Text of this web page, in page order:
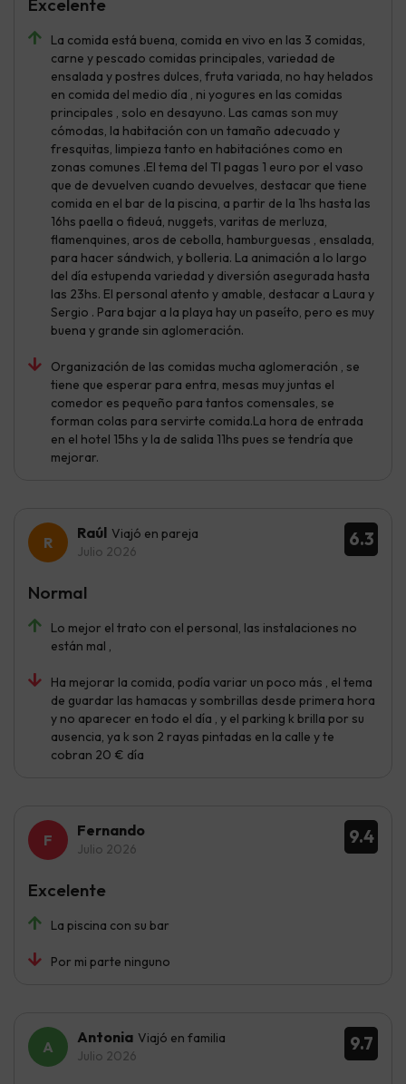
La comida está buena, comida en vivo en las 3 comidas,
carne y pescado comidas principales, variedad de
ensalada y postres dulces, fruta variada, no hay helados
en comida del medio día , ni yogures en las comidas
principales , solo en desayuno. Las camas son muy
cómodas, la habitación con un tamaño adecuado y
fresquitas, limpieza tanto en habitaciónes como en
zonas comunes .El tema del TI pagas 1 euro por el vaso
que de devuelven cuando devuelves, destacar que tiene
comida en el bar de la piscina, a partir de la 1hs hasta las
16hs paella o fideuá, nuggets, varitas de merluza,
flamenquines, aros de cebolla, hamburguesas , ensalada,
para hacer sándwich, y bolleria. La animación a lo largo
del día estupenda variedad y diversión asegurada hasta
las 23hs. El personal atento y amable, destacar a Laura y
Sergio . Para bajar a la playa hay un paseíto, pero es muy
buena y grande sin aglomeración.
Organización de las comidas mucha aglomeración , se
tiene que esperar para entra, mesas muy juntas el
comedor es pequeño para tantos comensales, se
forman colas para servirte comida.La hora de entrada
en el hotel 15hs y la de salida 11hs pues se tendría que
mejorar.
6.3
Raúl Viajó en pareja
Julio 2026
Lo mejor el trato con el personal, las instalaciones no
están mal ,
Ha mejorar la comida, podía variar un poco más , el tema
de guardar las hamacas y sombrillas desde primera hora
y no aparecer en todo el día , y el parking k brilla por su
ausencia, ya k son 2 rayas pintadas en la calle y te
cobran 20 € día
Normal
9.4
Fernando
Julio 2026
La piscina con su bar
Por mi parte ninguno
Excelente
9.7
Antonia Viajó en familia
Julio 2026